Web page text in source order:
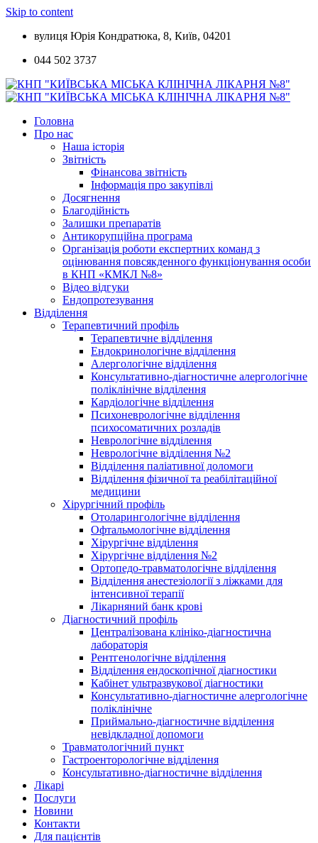
Skip to content
вулиця Юрія Кондратюка, 8, Київ, 04201
044 502 3737
Головна
Про нас
Наша історія
Звітність
Фінансова звітність
Інформація про закупівлі
Досягнення
Благодійність
Залишки препаратів
Антикорупційна програма
Організація роботи експертних команд з
оцінювання повсякденного функціонування особи
в КНП «КМКЛ №8»
Відео відгуки
Ендопротезування
Відділення
Терапевтичний профіль
Терапевтичне відділення
Ендокринологічне відділення
Алергологічне відділення
Консультативно-діагностичне алергологічне
поліклінічне відділення
Кардіологічне відділення
Психоневрологічне відділення
психосоматичних розладів
Неврологічне відділення
Неврологічне відділення №2
Відділення паліативної доломоги
Відділення фізичної та реабілітаційної
медицини
Хірургічний профіль
Отоларингологічне відділення
Офтальмологічне відділення
Хірургічне відділення
Хірургічне відділення №2
Ортопедо-травматологічне відділення
Відділення анестезіології з ліжками для
інтенсивної терапії
Лікарняний банк крові
Діагностичний профіль
Централізована клініко-діагностична
лабораторія
Рентгенологічне відділення
Відділення ендоскопічної діагностики
Кабінет ультразвукової діагностики
Консультативно-діагностичне алергологічне
поліклінічне
Приймально-діагностичне відділення
невідкладної допомоги
Травматологічний пункт
Гастроенторологічне відділення
Консультативно-діагностичне відділення
Лікарі
Послуги
Новини
Контакти
Для пацієнтів